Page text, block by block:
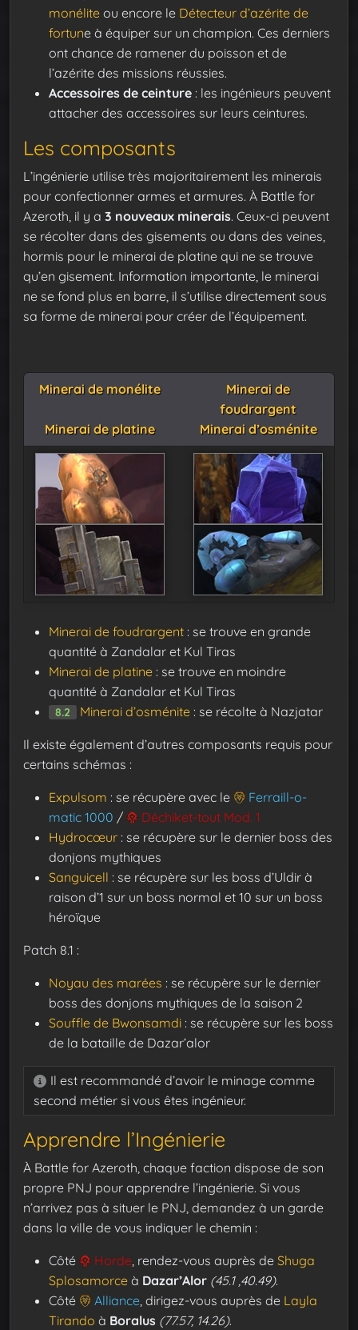
monélite ou encore le Détecteur d’azérite de
fortune à équiper sur un champion. Ces derniers
ont chance de ramener du poisson et de
l’azérite des missions réussies.
Accessoires de ceinture : les ingénieurs peuvent
attacher des accessoires sur leurs ceintures.
Les composants
L’ingénierie utilise très majoritairement les minerais
pour confectionner armes et armures. À Battle for
Azeroth, il y a 3 nouveaux minerais. Ceux-ci peuvent
se récolter dans des gisements ou dans des veines,
hormis pour le minerai de platine qui ne se trouve
qu’en gisement. Information importante, le minerai
ne se fond plus en barre, il s’utilise directement sous
sa forme de minerai pour créer de l’équipement.
Minerai de monélite
Minerai de
foudrargent
Minerai de platine
Minerai d’osménite
Minerai de foudrargent : se trouve en grande
quantité à Zandalar et Kul Tiras
Minerai de platine : se trouve en moindre
quantité à Zandalar et Kul Tiras
8.2 Minerai d’osménite : se récolte à Nazjatar
Il existe également d’autres composants requis pour
certains schémas :
Expulsom : se récupère avec le
Ferraill-o-
matic 1000 /
Déchiket-tout Mod. 1
Hydrocœur : se récupère sur le dernier boss des
donjons mythiques
Sanguicell : se récupère sur les boss d’Uldir à
raison d’1 sur un boss normal et 10 sur un boss
héroïque
Patch 8.1 :
Noyau des marées : se récupère sur le dernier
boss des donjons mythiques de la saison 2
Souffle de Bwonsamdi : se récupère sur les boss
de la bataille de Dazar’alor
Il est recommandé d’avoir le minage comme
second métier si vous êtes ingénieur.
Apprendre l’Ingénierie
À Battle for Azeroth, chaque faction dispose de son
propre PNJ pour apprendre l’ingénierie. Si vous
n’arrivez pas à situer le PNJ, demandez à un garde
dans la ville de vous indiquer le chemin :
Côté Horde, rendez-vous auprès de Shuga
Splosamorce à Dazar’Alor (45.1 ,40.49).
Côté
Alliance, dirigez-vous auprès de Layla
Tirando à Boralus (77.57, 14.26).